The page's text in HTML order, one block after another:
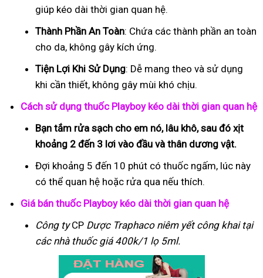
giúp kéo dài thời gian quan hệ.
Thành Phần An Toàn: Chứa các thành phần an toàn
cho da, không gây kích ứng.
Tiện Lợi Khi Sử Dụng: Dễ mang theo và sử dụng
khi cần thiết, không gây mùi khó chịu.
Cách sử dụng thuốc Playboy kéo dài thời gian quan hệ
Bạn tắm rửa sạch cho em nó, lâu khô, sau đó xịt
khoảng 2 đến 3 lơi vào đầu và thân dương vật.
Đợi khoảng 5 đến 10 phút có thuốc ngấm, lúc này
có thể quan hệ hoặc rửa qua nếu thích.
Giá bán thuốc Playboy kéo dài thời gian quan hệ
Công tyCP Dược Traphaconiêm yết công khai tại
các nhà thuốc giá 400k/1 lọ 5ml.